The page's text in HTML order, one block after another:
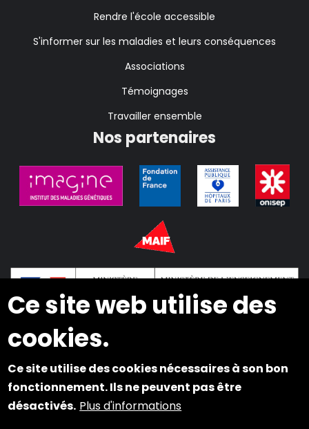
Ce site web utilise des
cookies.
Ce site utilise des cookies nécessaires à son bon
fonctionnement. Ils ne peuvent pas être
désactivés. Plus d'informations
Rendre l'école accessible
S'informer sur les maladies et leurs conséquences
Associations
Témoignages
Travailler ensemble
Nos partenaires
2024 © Copyright INSEI. Tous droits réservés
Plan du site